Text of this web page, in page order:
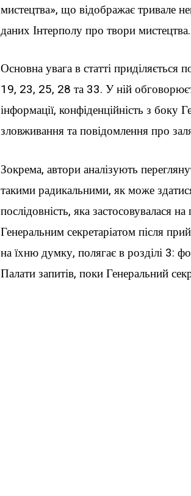
мистецтва», що відображає тривале
даних Інтерполу про твори мистецтва.
Основна увага в статті
19, 23, 25, 28 та 33. У ній
інформації, конфіденційність з боку
зловживання та повідомлення про
Зокрема, автори аналізують
такими радикальними, як може
послідовність, яка застосовувалася
Генеральним секретаріатом після
на їхню думку, полягає в розділі 3:
Палати запитів, поки Генеральний